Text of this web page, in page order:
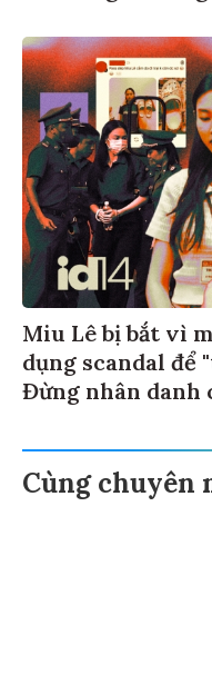
Miu Lê bị bắt vì
dụng scandal để
Đừng nhân danh
Cùng chuyên